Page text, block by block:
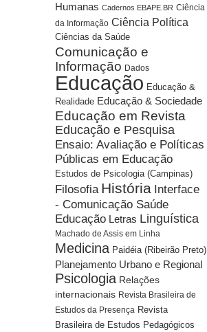
Humanas Cadernos EBAPE.BR Ciência
da Informação Ciência Política
Ciências da Saúde
Comunicação e
Informação Dados
Educação Educação &
Realidade Educação & Sociedade
Educação em Revista
Educação e Pesquisa
Ensaio: Avaliação e Políticas
Públicas em Educação
Estudos de Psicologia (Campinas)
Filosofia História Interface
- Comunicação Saúde
Educação Letras Linguística
Machado de Assis em Linha
Medicina Paidéia (Ribeirão Preto)
Planejamento Urbano e Regional
Psicologia Relações
internacionais Revista Brasileira de
Estudos da Presença Revista
Brasileira de Estudos Pedagógicos